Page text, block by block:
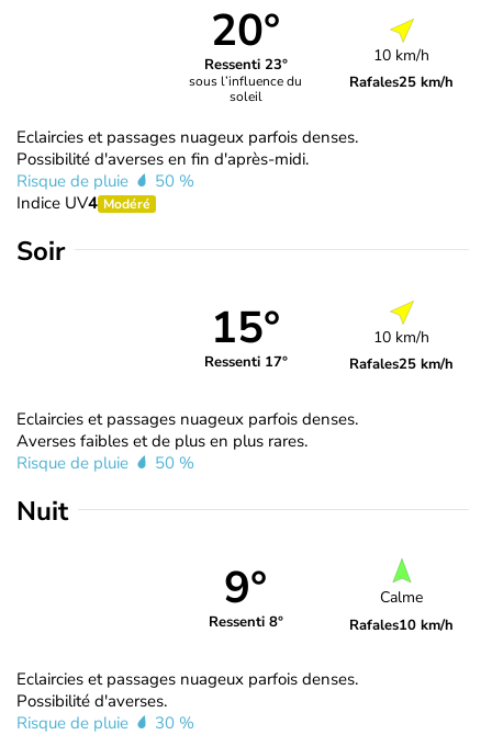
20°
Ressenti 23°
sous l’influence du
soleil
10 km/h
Rafales25 km/h
Eclaircies et passages nuageux parfois denses.
Possibilité d'averses en fin d'après-midi.
Risque de pluie
50 %
Indice UV4 Modéré
Soir
15°
Ressenti 17°
10 km/h
Rafales25 km/h
Eclaircies et passages nuageux parfois denses.
Averses faibles et de plus en plus rares.
Risque de pluie
50 %
Nuit
9°
Ressenti 8°
Calme
Rafales10 km/h
Eclaircies et passages nuageux parfois denses.
Possibilité d'averses.
Risque de pluie
30 %